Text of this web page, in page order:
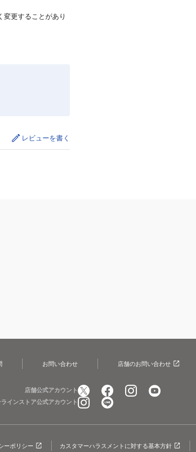
更することがあり
レビューを書く
お問い合わせ 店舗のお問い合わせ
店舗公式アカウント
ラインストア公式アカウント
ーポリシー カスタマーハラスメントに対する基本方針